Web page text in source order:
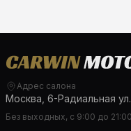
Адрес салона
Москва, 6-Радиальная
Без выходных, с 9:00 до 21:00